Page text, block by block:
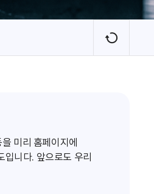
새
로
미리 홈페이지에
니다. 앞으로도 우리